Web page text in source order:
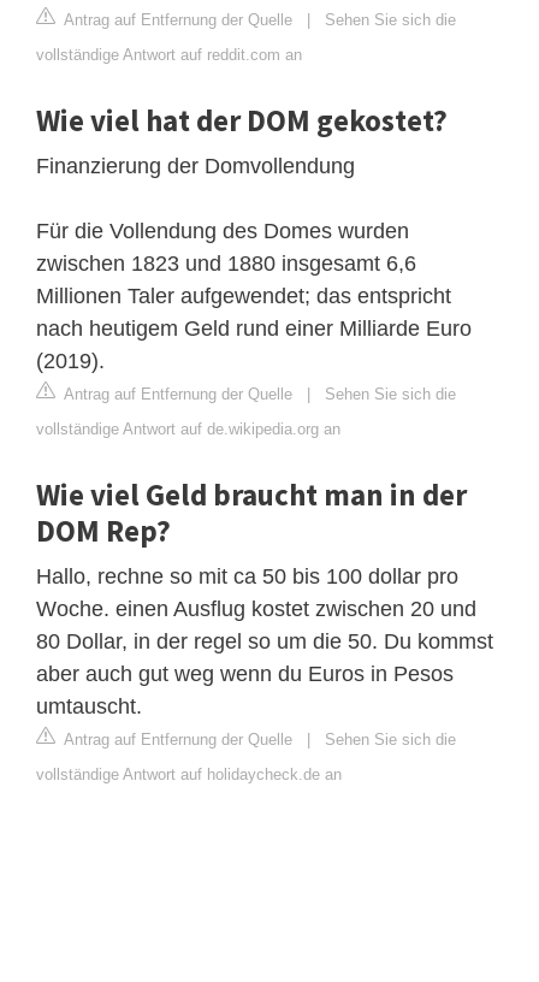
Antrag auf Entfernung der Quelle | Sehen Sie sich die
vollständige Antwort auf reddit.com an
Wie viel hat der DOM gekostet?
Finanzierung der Domvollendung
Für die Vollendung des Domes wurden
zwischen 1823 und 1880 insgesamt 6,6
Millionen Taler aufgewendet; das entspricht
nach heutigem Geld rund einer Milliarde Euro
(2019).
Antrag auf Entfernung der Quelle | Sehen Sie sich die
vollständige Antwort auf de.wikipedia.org an
Wie viel Geld braucht man in der
DOM Rep?
Hallo, rechne so mit ca 50 bis 100 dollar pro
Woche. einen Ausflug kostet zwischen 20 und
80 Dollar, in der regel so um die 50. Du kommst
aber auch gut weg wenn du Euros in Pesos
umtauscht.
Antrag auf Entfernung der Quelle | Sehen Sie sich die
vollständige Antwort auf holidaycheck.de an